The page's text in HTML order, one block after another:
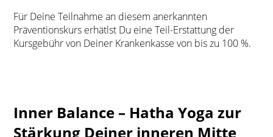
Für Deine Teilnahme an diesem anerkannten
Präventionskurs erhätlst Du eine Teil-Erstattung der
Kursgebühr von Deiner Krankenkasse von bis zu 100 %.
Inner Balance – Hatha Yoga zur
Stärkung Deiner inneren Mitte